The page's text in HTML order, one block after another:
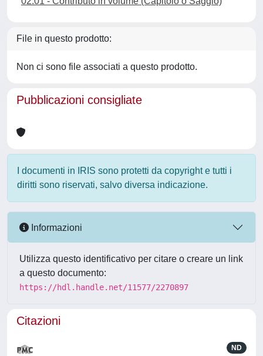
File in questo prodotto:
Non ci sono file associati a questo prodotto.
Pubblicazioni consigliate
I documenti in IRIS sono protetti da copyright e tutti i
diritti sono riservati, salvo diversa indicazione.
Informazioni
Utilizza questo identificativo per citare o creare un link
a questo documento:
https://hdl.handle.net/11577/2270897
Citazioni
ND